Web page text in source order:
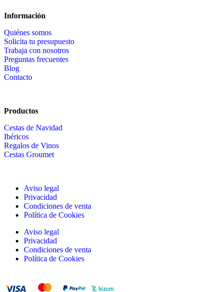
Información
Quiénes somos
Solicita tu presupuesto
Trabaja con nosotros
Preguntas frecuentes
Blog
Contacto
Productos
Cestas de Navidad
Ibéricos
Regalos de Vinos
Cestas Groumet
Aviso legal
Privacidad
Condiciones de venta
Política de Cookies
Aviso legal
Privacidad
Condiciones de venta
Política de Cookies